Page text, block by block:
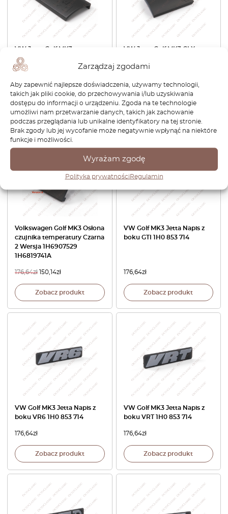
Zarządzaj zgodami
Aby zapewnić najlepsze doświadczenia, używamy technologii,
takich jak pliki cookie, do przechowywania i/lub uzyskiwania
dostępu do informacji o urządzeniu. Zgoda na te technologie
umożliwi nam przetwarzanie danych, takich jak zachowanie
podczas przeglądania lub unikalne identyfikatory na tej stronie.
Brak zgody lub jej wycofanie może negatywnie wpłynąć na niektóre
funkcje i możliwości.
Wyrażam zgodę
Polityka prywatnościRegulamin
VW Jetta Golf MK3
Wolfsburg Osłona portów
OBD Czarna NLA
160,08zł
Zobacz produkt
VW Jetta Golf MK3 GLX
NLA 1H1858981B
160,08zł
Zobacz produkt
Volkswagen Golf MK3 Osłona
czujnika temperatury Czarna
2 Wersja 1H6907529
1H6819741A
176,64zł 150,14zł
Zobacz produkt
VW Golf MK3 Jetta Napis z
boku GTI 1H0 853 714
176,64zł
Zobacz produkt
VW Golf MK3 Jetta Napis z
boku VR6 1H0 853 714
176,64zł
Zobacz produkt
VW Golf MK3 Jetta Napis z
boku VRT 1H0 853 714
176,64zł
Zobacz produkt